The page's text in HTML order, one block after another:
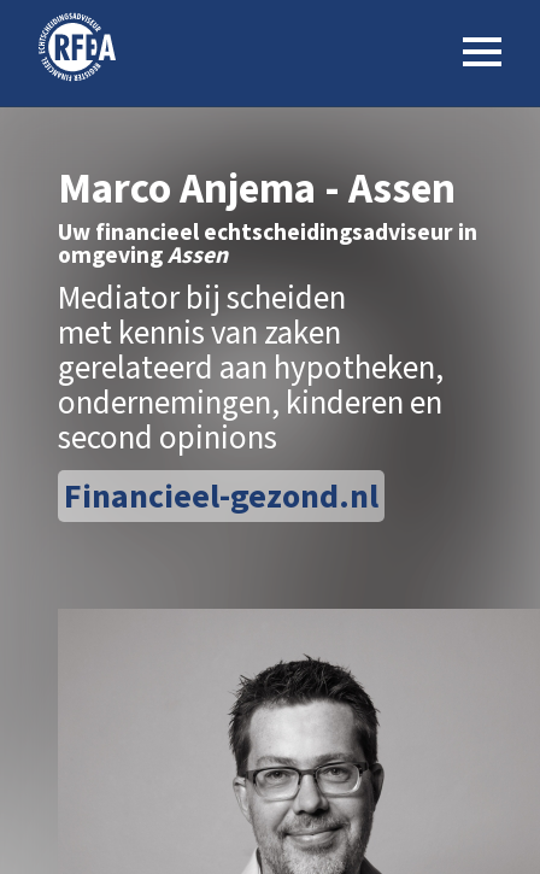
Marco Anjema - Assen
Uw financieel echtscheidingsadviseur in
omgevingAssen
Mediator bij scheiden
met kennis van zaken
gerelateerd aan hypotheken,
ondernemingen, kinderen en
second opinions
Financieel-gezond.nl